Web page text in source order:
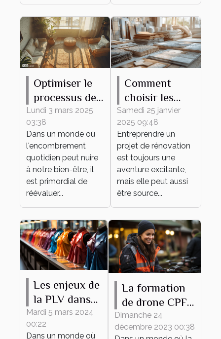
Optimiser le
processus de
débarras pour
un espace
épuré et
fonctionnel
Lundi 3 mars 2025
03:38
Dans un monde où
l'encombrement
quotidien peut nuire
à notre bien-être, il
est primordial de
réévaluer...
Comment
choisir les
meilleurs
matériaux
pour votre
projet de
rénovation
Samedi 25 janvier
2025 09:48
Entreprendre un
projet de rénovation
est toujours une
aventure excitante,
mais elle peut aussi
être source...
Les enjeux de
la PLV dans
le secteur de
la mode
Mardi 5 mars 2024
00:22
Dans un monde où
La formation
de drone CPF
comme outil
de
Dimanche 24
décembre 2023 00:38